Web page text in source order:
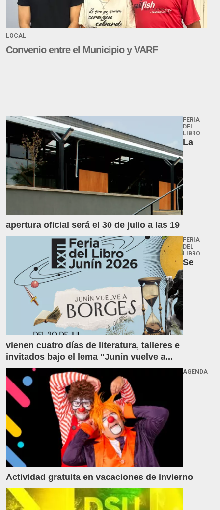
LOCAL
Convenio entre el Municipio y VARF
FERIA
DEL
LIBRO
La
apertura oficial será el 30 de julio a las 19
FERIA
DEL
LIBRO
Se
vienen cuatro días de literatura, talleres e
invitados bajo el lema "Junín vuelve a...
AGENDA
Actividad gratuita en vacaciones de invierno